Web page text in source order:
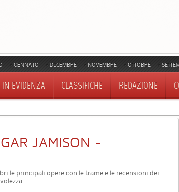
GENNAIO DICEMBRE NOVEMBRE OTTOBRE
IN EVIDENZA CLASSIFICHE REDAZIONE
JAMISON -
le principali opere con le trame e le recensioni dei